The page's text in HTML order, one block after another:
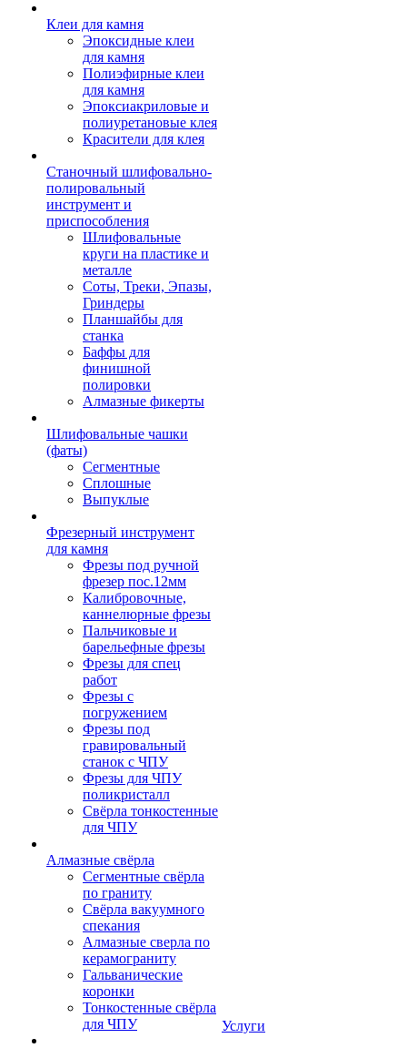
Клеи для камня
Эпоксидные клеи
для камня
Полиэфирные клеи
для камня
Эпоксиакриловые и
полиуретановые клея
Красители для клея
Станочный шлифовально-
полировальный
инструмент и
приспособления
Шлифовальные
круги на пластике и
металле
Соты, Треки, Эпазы,
Гриндеры
Планшайбы для
станка
Баффы для
финишной
полировки
Алмазные фикерты
Шлифовальные чашки
(фаты)
Сегментные
Сплошные
Выпуклые
Фрезерный инструмент
для камня
Фрезы под ручной
фрезер пос.12мм
Калибровочные,
каннелюрные фрезы
Пальчиковые и
барельефные фрезы
Фрезы для спец
работ
Фрезы с
погружением
Фрезы под
гравировальный
станок с ЧПУ
Фрезы для ЧПУ
поликристалл
Свёрла тонкостенные
для ЧПУ
Алмазные свёрла
Сегментные свёрла
по граниту
Свёрла вакуумного
спекания
Алмазные сверла по
керамограниту
Гальванические
коронки
Тонкостенные свёрла
для ЧПУ
Услуги